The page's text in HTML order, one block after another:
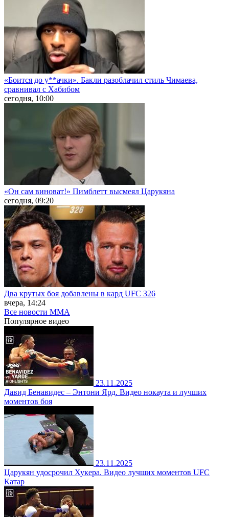
«Боится до у**ачки». Бакли разоблачил стиль Чимаева,
сравнивал с Хабибом
сегодня, 10:00
«Он сам виноват!» Пимблетт высмеял Царукяна
сегодня, 09:20
Два крутых боя добавлены в кард UFC 326
вчера, 14:24
Все новости MMA
Популярное видео
23.11.2025
Давид Бенавидес – Энтони Ярд. Видео нокаута и лучших
моментов боя
23.11.2025
Царукян удосрочил Хукера. Видео лучших моментов UFC
Катар